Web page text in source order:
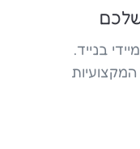
שלכם
בנייד.